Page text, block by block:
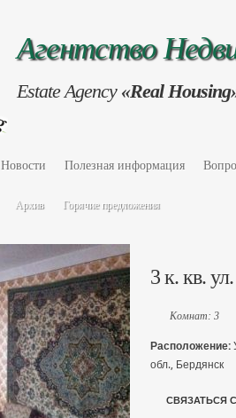
Агентство
Estate Agency «Real
Новости Полезная информация
Архив Горячие предложения
3 к. кв.
Комнат: 3
Расположение:
обл., Бердянск
СВЯЗАТЬСЯ